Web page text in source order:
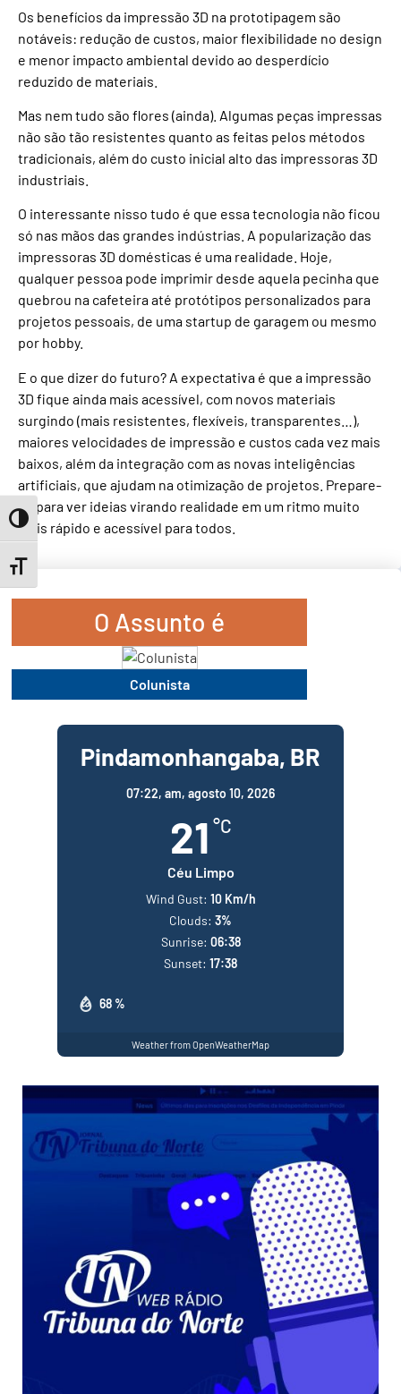
Toggle High Contrast
Toggle Font size
Os benefícios da impressão 3D na prototipagem são
notáveis: redução de custos, maior flexibilidade no design
e menor impacto ambiental devido ao desperdício
reduzido de materiais.
Mas nem tudo são flores (ainda). Algumas peças impressas
não são tão resistentes quanto as feitas pelos métodos
tradicionais, além do custo inicial alto das impressoras 3D
industriais.
O interessante nisso tudo é que essa tecnologia não ficou
só nas mãos das grandes indústrias. A popularização das
impressoras 3D domésticas é uma realidade. Hoje,
qualquer pessoa pode imprimir desde aquela pecinha que
quebrou na cafeteira até protótipos personalizados para
projetos pessoais, de uma startup de garagem ou mesmo
por hobby.
E o que dizer do futuro? A expectativa é que a impressão
3D fique ainda mais acessível, com novos materiais
surgindo (mais resistentes, flexíveis, transparentes…),
maiores velocidades de impressão e custos cada vez mais
baixos, além da integração com as novas inteligências
artificiais, que ajudam na otimização de projetos. Prepare-
se para ver ideias virando realidade em um ritmo muito
mais rápido e acessível para todos.
O Assunto é
Colunista
Pindamonhangaba, BR
07:22, am, agosto 10, 2026
21 °C
Céu Limpo
68 %
Wind Gust: 10 Km/h
Clouds: 3%
Sunrise: 06:38
Sunset: 17:38
Weather from OpenWeatherMap